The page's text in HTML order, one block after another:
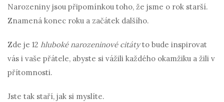
Narozeniny jsou připomínkou toho, že jsme o rok starší.
Znamená konec roku a začátek dalšího.
Zde je 12 hluboké narozeninové citátyto bude inspirovat
vás i vaše přátele, abyste si vážili každého okamžiku a žili v
přítomnosti.
Jste tak staří, jak si myslíte.